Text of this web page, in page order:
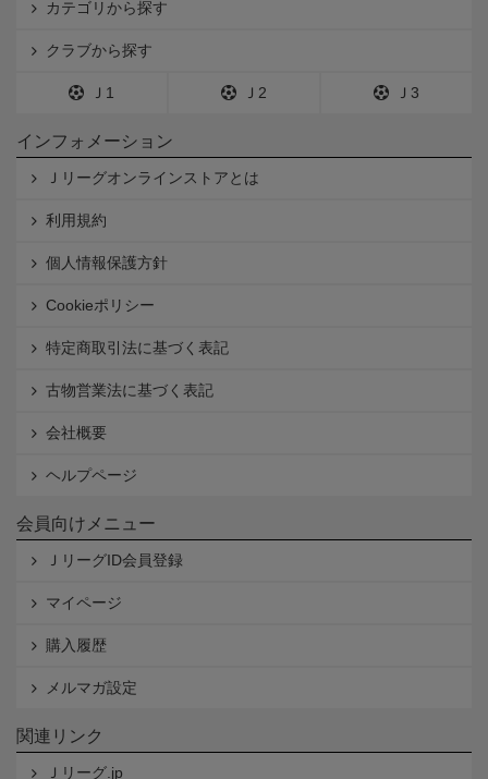
カテゴリから探す
クラブから探す
Ｊ1 Ｊ2 Ｊ3
インフォメーション
Ｊリーグオンラインストアとは
利用規約
個人情報保護方針
Cookieポリシー
特定商取引法に基づく表記
古物営業法に基づく表記
会社概要
ヘルプページ
会員向けメニュー
ＪリーグID会員登録
マイページ
購入履歴
メルマガ設定
関連リンク
Ｊリーグ.jp